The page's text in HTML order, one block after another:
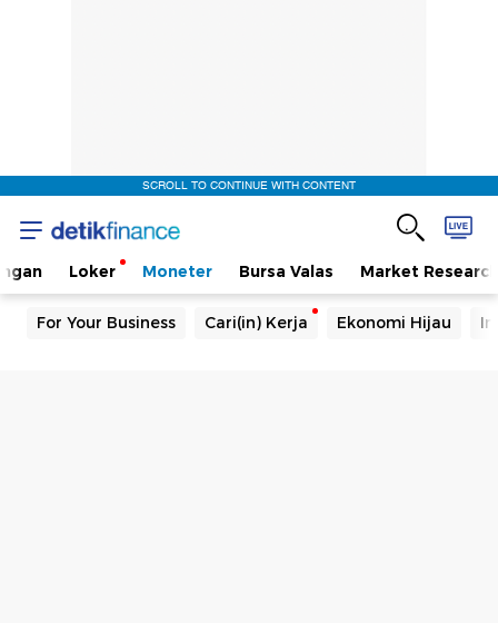
SCROLL TO CONTINUE WITH CONTENT
Loker Moneter Bursa Valas Market Research
For Your Business Cari(in) Kerja Ekonomi Hijau